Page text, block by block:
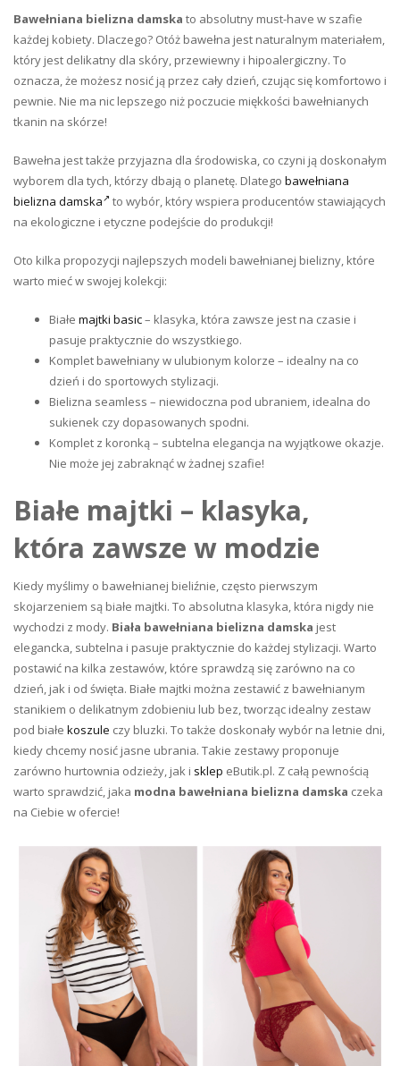
Bawełniana bielizna damska to absolutny must-have w szafie
każdej kobiety. Dlaczego? Otóż bawełna jest naturalnym materiałem,
który jest delikatny dla skóry, przewiewny i hipoalergiczny. To
oznacza, że możesz nosić ją przez cały dzień, czując się komfortowo i
pewnie. Nie ma nic lepszego niż poczucie miękkości bawełnianych
tkanin na skórze!
Bawełna jest także przyjazna dla środowiska, co czyni ją doskonałym
wyborem dla tych, którzy dbają o planetę. Dlatego bawełniana
bielizna damska
to wybór, który wspiera producentów stawiających
na ekologiczne i etyczne podejście do produkcji!
Oto kilka propozycji najlepszych modeli bawełnianej bielizny, które
warto mieć w swojej kolekcji:
Białe majtki basic– klasyka, która zawsze jest na czasie i
pasuje praktycznie do wszystkiego.
Komplet bawełniany w ulubionym kolorze – idealny na co
dzień i do sportowych stylizacji.
Bielizna seamless – niewidoczna pod ubraniem, idealna do
sukienek czy dopasowanych spodni.
Komplet z koronką – subtelna elegancja na wyjątkowe okazje.
Nie może jej zabraknąć w żadnej szafie!
Białe majtki – klasyka,
która zawsze w modzie
Kiedy myślimy o bawełnianej bieliźnie, często pierwszym
skojarzeniem są białe majtki. To absolutna klasyka, która nigdy nie
wychodzi z mody. Biała bawełniana bielizna damska jest
elegancka, subtelna i pasuje praktycznie do każdej stylizacji. Warto
postawić na kilka zestawów, które sprawdzą się zarówno na co
dzień, jak i od święta. Białe majtki można zestawić z bawełnianym
stanikiem o delikatnym zdobieniu lub bez, tworząc idealny zestaw
pod białe koszule czy bluzki. To także doskonały wybór na letnie dni,
kiedy chcemy nosić jasne ubrania. Takie zestawy proponuje
zarówno hurtownia odzieży, jak i sklep eButik.pl. Z całą pewnością
warto sprawdzić, jaka modna bawełniana bielizna damska czeka
na Ciebie w ofercie!